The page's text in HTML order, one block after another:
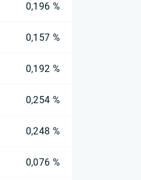
0,196 %
0,157 %
0,192 %
0,254 %
0,248 %
0,076 %